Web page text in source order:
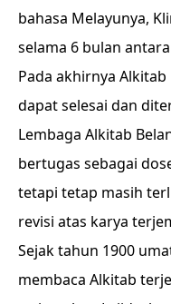
bahasa Melayunya,
selama 6 bulan
Pada akhirnya
dapat selesai dan
Lembaga Alkitab
bertugas sebagai
tetapi tetap masih
revisi atas karya
Sejak tahun 1900
membaca Alkitab